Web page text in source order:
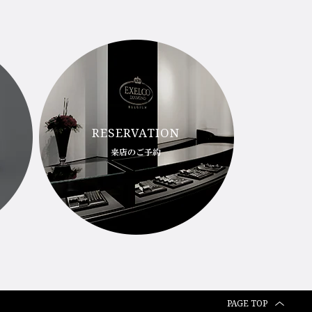
RESERVATION
来店のご予約
PAGE TOP